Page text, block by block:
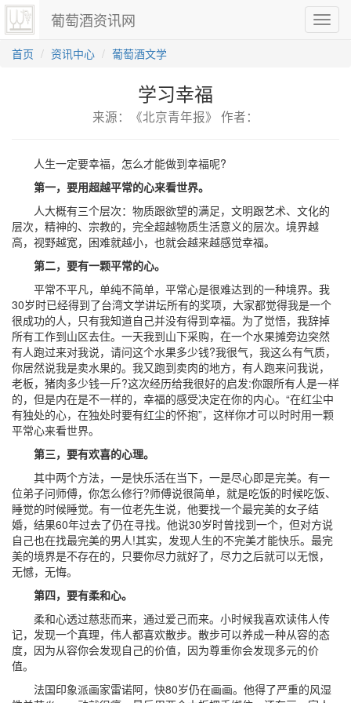
切
换
葡萄酒资讯网
首页 资讯中心 葡萄酒文学
学习幸福
来源：《北京青年报》 作者：
人生一定要幸福，怎么才能做到幸福呢?
第一，要用超越平常的心来看世界。
人大概有三个层次：物质跟欲望的满足，文明跟艺术、文化的
层次，精神的、宗教的，完全超越物质生活意义的层次。境界越
高，视野越宽，困难就越小，也就会越来越感觉幸福。
第二，要有一颗平常的心。
平常不平凡，单纯不简单，平常心是很难达到的一种境界。我
30岁时已经得到了台湾文学讲坛所有的奖项，大家都觉得我是一个
很成功的人，只有我知道自己并没有得到幸福。为了觉悟，我辞掉
所有工作到山区去住。一天我到山下采购，在一个水果摊旁边突然
有人跑过来对我说，请问这个水果多少钱?我很气，我这么有气质，
你居然说我是卖水果的。我又跑到卖肉的地方，有人跑来问我说，
老板，猪肉多少钱一斤?这次经历给我很好的启发:你跟所有人是一样
的，但是内在是不一样的，幸福的感受决定在你的内心。“在红尘中
有独处的心，在独处时要有红尘的怀抱”，这样你才可以时时用一颗
平常心来看世界。
第三，要有欢喜的心理。
其中两个方法，一是快乐活在当下，一是尽心即是完美。有一
位弟子问师傅，你怎么修行?师傅说很简单，就是吃饭的时候吃饭、
睡觉的时候睡觉。有一位老先生说，他要找一个最完美的女子结
婚，结果60年过去了仍在寻找。他说30岁时曾找到一个，但对方说
自己也在找最完美的男人!其实，发现人生的不完美才能快乐。最完
美的境界是不存在的，只要你尽力就好了，尽力之后就可以无恨，
无憾，无悔。
第四，要有柔和心。
柔和心透过慈悲而来，通过爱己而来。小时候我喜欢读伟人传
记，发现一个真理，伟人都喜欢散步。散步可以养成一种从容的态
度，因为从容你会发现自己的价值，因为尊重你会发现多元的价
值。
法国印象派画家雷诺阿，快80岁仍在画画。他得了严重的风湿